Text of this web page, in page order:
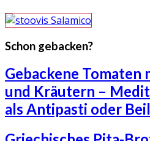
Schon gebacken?
Gebackene Tomaten
und Kräutern –
als Antipasti oder